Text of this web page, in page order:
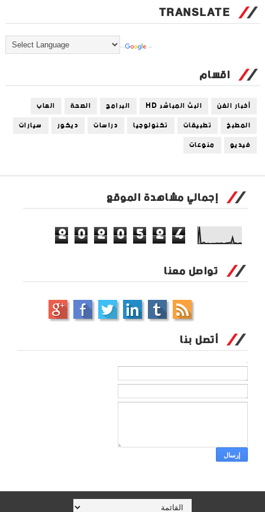
TRANSLATE
اقسام
أخبار الفن البث المباشر HD البرامج الصحة
العاب
المطبخ
تطبيقات تكنولوجيا دراسات ديكور
سيارات
فيديو
منوعات
إجمالي مشاهدة الموقع
2 0 2 0 5 2 4
تواصل معنا
أتصل بنا